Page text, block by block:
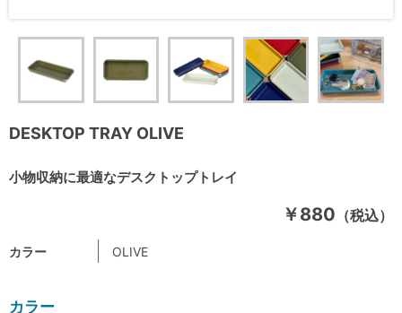
DESKTOP TRAY OLIVE
小物収納に最適なデスクトップトレイ
￥880 （税込）
カラー OLIVE
カラー